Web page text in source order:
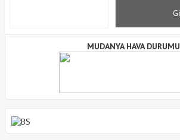
MUDANYA HAVA DURUMU